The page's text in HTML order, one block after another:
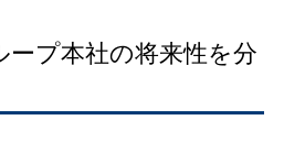
プ本社の将来性を分